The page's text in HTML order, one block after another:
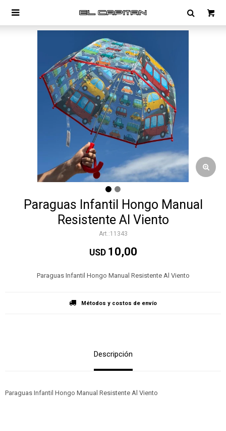

Paraguas Infantil Hongo Manual
Resistente Al Viento
11343
USD 10,00
Paraguas Infantil Hongo Manual Resistente Al Viento
Métodos y costos de envío
Descripción
Paraguas Infantil Hongo Manual Resistente Al Viento